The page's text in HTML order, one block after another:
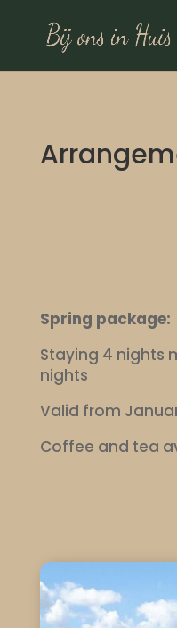
Spring package:
Staying 4 nights
nights
Valid from
Coffee and tea